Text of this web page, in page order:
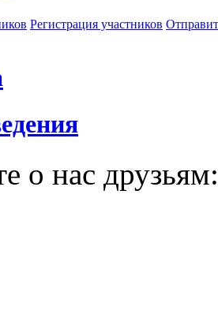
Регистрация участников
о нас друзьям: